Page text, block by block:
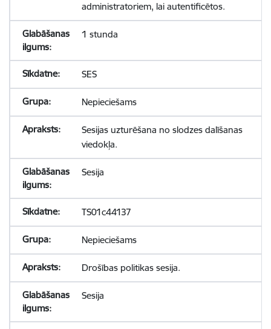
administratoriem, lai autentificētos.
1 stunda
SES
Nepieciešams
Sesijas uzturēšana no slodzes dalīšanas
viedokļa.
Sesija
TS01c44137
Nepieciešams
Drošības politikas sesija.
Sesija